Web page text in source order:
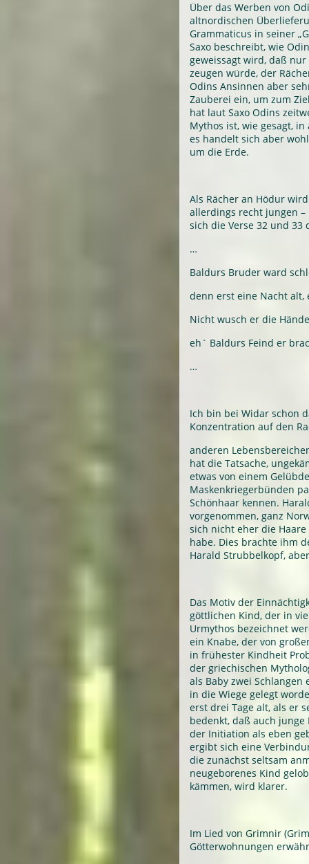
Über das Werben von
altnordischen
Grammaticus in seiner
Saxo beschreibt, wie
geweissagt wird, daß
zeugen würde, der
Odins Ansinnen aber
Zauberei ein, um zum
hat laut Saxo Odins
Mythos ist, wie gesagt,
es handelt sich aber
um die Erde.
Als Rächer an Hödur
allerdings recht jungen
sich die Verse 32 und 33
…
Baldurs Bruder ward
denn erst eine Nacht
Nicht wusch er die
eh` Baldurs Feind er
…
Ich bin bei Widar schon
Konzentration auf den
anderen
hat die Tatsache,
etwas von einem
Maskenkriegerbünden
Schönhaar kennen.
vorgenommen, ganz
sich nicht eher die
habe. Dies brachte ihm
Harald Strubbelkopf,
Das Motiv der
göttlichen Kind, der in
Urmythos bezeichnet
ein Knabe, der von
in frühester Kindheit
der griechischen
als Baby zwei
in die Wiege gelegt
erst drei Tage alt, als er
bedenkt, daß auch
der Initiation als eben
ergibt sich eine
die zunächst seltsam
neugeborenes Kind
kämmen, wird klarer.
Im Lied von Grimnir
Götterwohnungen